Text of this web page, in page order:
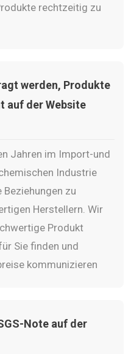
rechtzeitig zu
werden, Produkte
auf der Website
Jahren im Import-und
Industrie
zu
Herstellern. Wir
Produkt
Sie finden und
kommunizieren
Note auf der